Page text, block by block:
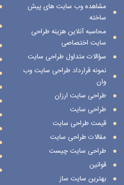
مشاهده وب سایت های پیش
ساخته
محاسبه آنلاین هزینه طراحی
سایت اختصاصی
سؤالات متداول طراحی سایت
نمونه قرارداد طراحی سایت وب
وان
طراحی سایت ارزان
طراحی سایت
قیمت طراحی سایت
مقالات طراحی سایت
طراحی سایت چیست
قوانین
بهترین سایت ساز